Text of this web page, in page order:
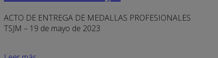
ACTO DE ENTREGA DE MEDALLAS PROFESIONALES
TSJM – 19 de mayo de 2023